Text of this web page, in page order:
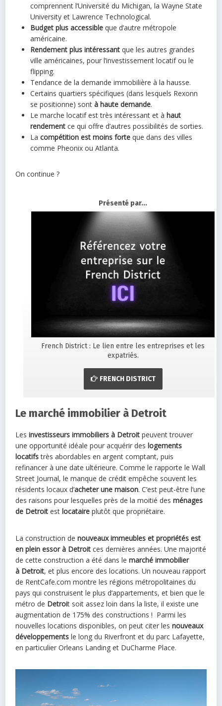
comprennent l’Université du Michigan, la Wayne State
University et Lawrence Technological.
Budget plus accessible que d’autre métropole
américaine.
Rendement plus intéressant que les autres grandes
ville américaines, pour l’investissement locatif ou le
flipping.
Tendance de la demande immobilière à la hausse.
Certains quartiers spécifiques (dans lesquels Rexonn
se positionne) sont à haute demande.
Le marche locatif est très intéressant et àhaut
rendement ce qui offre d’autres possibilités de sorties.
Lacompétition est moins forte que dans des villes
comme Pheonix ou Atlanta.
On continue ?
Présenté par...
French District : Le lien entre les entreprises et les
expatriés.
FRENCH DISTRICT
Le marché immobilier à Detroit
Lesinvestisseurs immobiliers à Detroit peuvent trouver
une opportunité idéale pour acquérir des logements
locatifstrès abordables en argent comptant, puis
refinancer à une date ultérieure. Comme le rapporte le Wall
Street Journal, le manque de crédit empêche souvent les
résidents locaux d’acheter une maison. C’est peut-être l’une
des raisons pour lesquelles près de la moitié des ménages
de Detroit est locataire plutôt que propriétaire.
La construction denouveaux immeubles et propriétés est
en plein essor à Detroit ces dernières années. Une majorité
de cette construction a été dans lemarché immobilier
à Detroit, et plus encore des locations. Un nouveau rapport
de RentCafe.com montre les régions métropolitaines du
pays qui construisent le plus d’appartements, et bien que le
métro de Detroit soit assez loin dans la liste, il existe une
augmentation de 175% des constructions ! Parmi les
nouvelles locations disponibles, on peut citer lesnouveaux
développements le long du Riverfront et du parc Lafayette,
en particulier Orleans Landing et DuCharme Place.